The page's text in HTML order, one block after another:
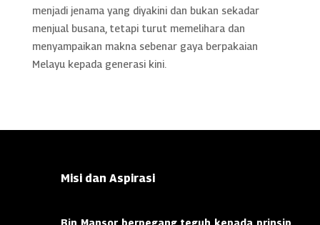
menjadi jenama yang diyakini dan bukan sekadar
menjual busana, tetapi turut memelihara dan
menyampaikan makna sebenar gaya berpakaian
Melayu kepada generasi kini.
Misi dan Aspirasi
Bin Mansor berpegang teguh kepada prinsip